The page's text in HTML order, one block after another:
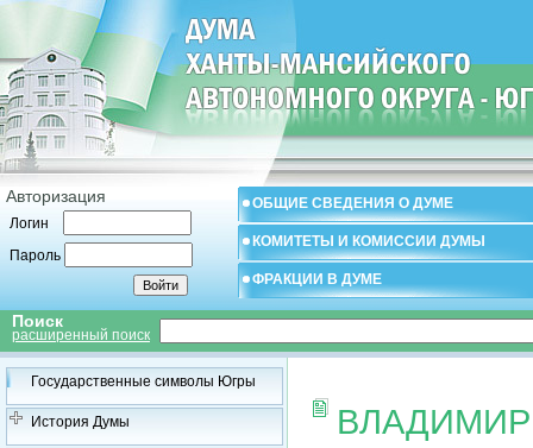
Авторизация
Логин
Пароль
ОБЩИЕ СВЕДЕНИЯ О ДУМЕ
КОМИТЕТЫ И КОМИССИИ ДУМЫ
ФРАКЦИИ В ДУМЕ
Поиск
расширенный поиск
Государственные символы Югры
История Думы